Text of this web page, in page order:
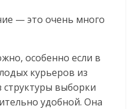
— это очень много
особенно если в
курьеров из
структуры выборки
удобной. Она